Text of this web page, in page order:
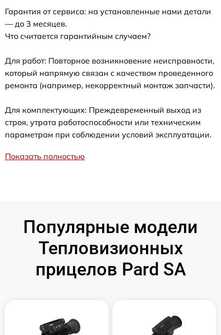
Гарантия от сервиса: на установленные нами детали
— до 3 месяцев.
Что считается гарантийным случаем?
Для работ: Повторное возникновение неисправности,
который напрямую связан с качеством проведенного
ремонта (например, некорректный монтаж запчасти).
Для комплектующих: Преждевременный выход из
строя, утрата работоспособности или техническим
параметрам при соблюдении условий эксплуатации.
Показать полностью
Популярные модели
Тепловизионных
прицелов Pard SA